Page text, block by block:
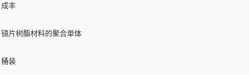
成丰
镜片树酯材料的聚合单体
桶装